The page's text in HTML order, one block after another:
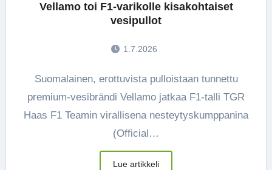
Vellamo toi F1-varikolle kisakohtaiset
vesipullot
1.7.2026
Suomalainen, erottuvista pulloistaan tunnettu
premium-vesibrändi Vellamo jatkaa F1-talli TGR
Haas F1 Teamin virallisena nesteytyskumppanina
(Official…
Lue artikkeli